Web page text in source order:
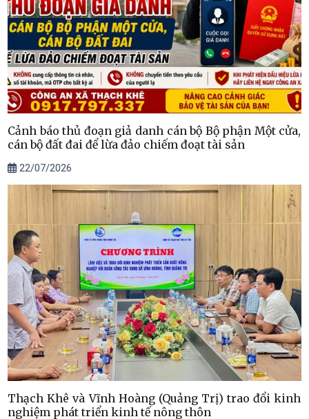
Cảnh báo thủ đoạn giả danh cán bộ Bộ phận Một cửa,
cán bộ đất đai để lừa đảo chiếm đoạt tài sản
22/07/2026
Thạch Khê và Vĩnh Hoàng (Quảng Trị) trao đổi kinh
nghiệm phát triển kinh tế nông thôn